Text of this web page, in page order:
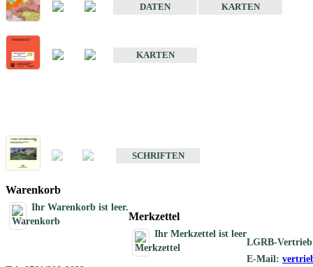
DATEN
KARTEN
KARTEN
SCHRIFTEN
Warenkorb
Ihr Warenkorb ist leer.
Merkzettel
Ihr Merkzettel ist leer
LGRB-Vertrieb
E-Mail: